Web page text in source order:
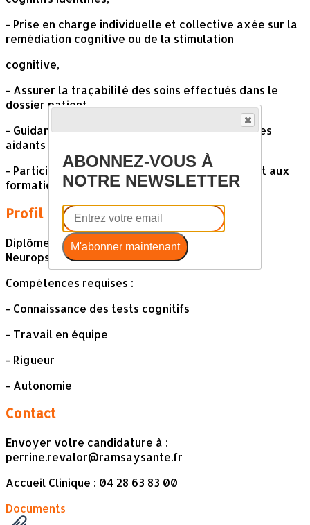
- Prise en charge individuelle et collective axée sur la
remédiation cognitive ou de la stimulation
cognitive,
- Assurer la traçabilité des soins effectués dans le
dossier patient,
- Guidance de l'équipe pluridisciplinaire et/ou des
aidants
- Participation aux réunions pluridisciplinaires et aux
formations
Profil recherché
Diplôme : Master de psychologie spécialisé en
Neuropsychologie
Compétences requises :
- Connaissance des tests cognitifs
- Travail en équipe
- Rigueur
- Autonomie
Contact
Envoyer votre candidature à :
perrine.revalor@ramsaysante.fr
Accueil Clinique : 04 28 63 83 00
Documents
ABONNEZ-VOUS À
NOTRE NEWSLETTER
M'abonner maintenant